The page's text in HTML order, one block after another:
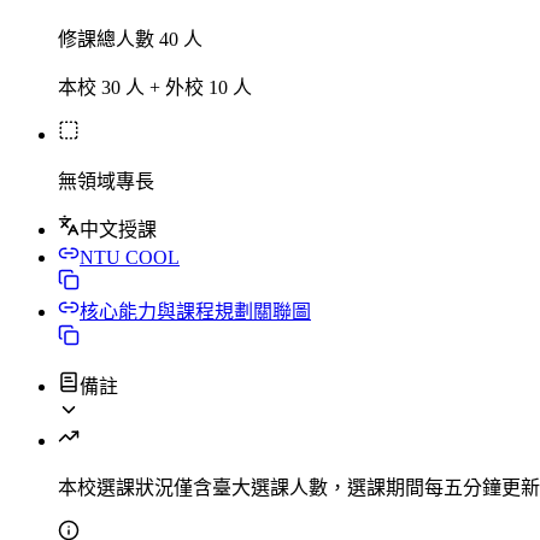
修課總人數 40 人
本校 30 人 + 外校 10 人
無領域專長
中文授課
NTU COOL
核心能力與課程規劃關聯圖
備註
本校選課狀況僅含臺大選課人數，選課期間每五分鐘更